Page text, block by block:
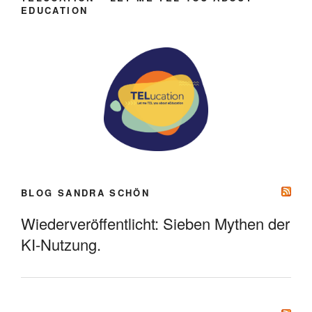
EDUCATION
BLOG SANDRA SCHÖN
Wiederveröffentlicht: Sieben Mythen der
KI-Nutzung.